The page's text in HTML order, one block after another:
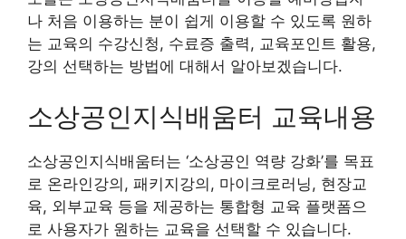
나 처음 이용하는 분이 쉽게 이용할 수 있도록 원하
는 교육의 수강신청, 수료증 출력, 교육포인트 활용,
강의 선택하는 방법에 대해서 알아보겠습니다.
소상공인지식배움터 교육내용
소상공인지식배움터는 ‘소상공인 역량 강화’를 목표
로 온라인강의, 패키지강의, 마이크로러닝, 현장교
육, 외부교육 등을 제공하는 통합형 교육 플랫폼으
로 사용자가 원하는 교육을 선택할 수 있습니다.